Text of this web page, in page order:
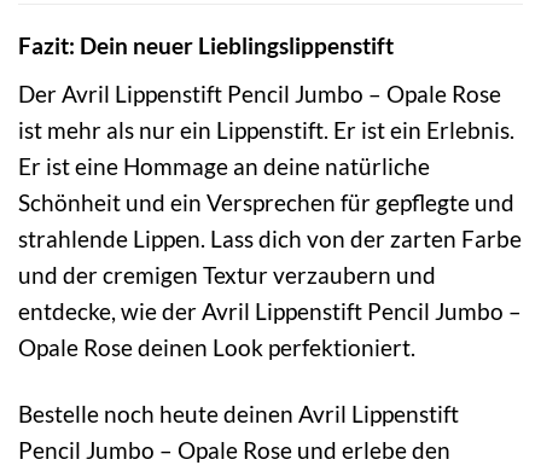
Fazit: Dein neuer Lieblingslippenstift
Der Avril Lippenstift Pencil Jumbo – Opale Rose
ist mehr als nur ein Lippenstift. Er ist ein Erlebnis.
Er ist eine Hommage an deine natürliche
Schönheit und ein Versprechen für gepflegte und
strahlende Lippen. Lass dich von der zarten Farbe
und der cremigen Textur verzaubern und
entdecke, wie der Avril Lippenstift Pencil Jumbo –
Opale Rose deinen Look perfektioniert.
Bestelle noch heute deinen Avril Lippenstift
Pencil Jumbo – Opale Rose und erlebe den